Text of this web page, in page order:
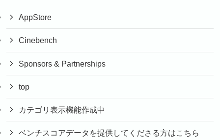
AppStore
Cinebench
Sponsors & Partnerships
top
カテゴリ表示機能作成中
ベンチスコアデータを提供してくださる方はこちら